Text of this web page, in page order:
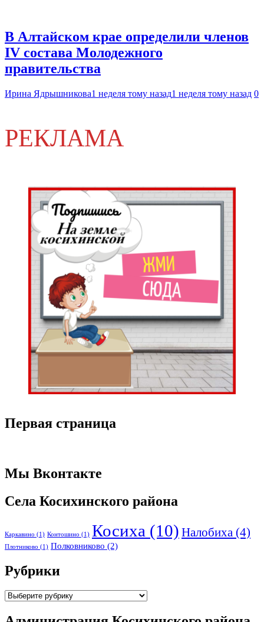
В Алтайском крае определили членов
IV состава Молодежного
правительства
Ирина Ядрышникова1 неделя тому назад1 неделя тому назад 0
РЕКЛАМА
Первая страница
Мы Вконтакте
Села Косихинского района
Каркавино (1) Контошино (1) Косиха (10) Налобиха (4)
Плотниково (1) Полковниково (2)
Рубрики
Рубрики